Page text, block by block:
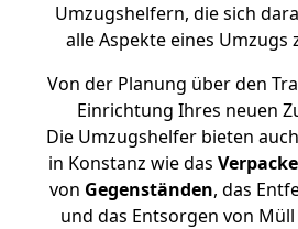
Umzugshelfern, die sich
alle Aspekte eines Umzugs
Von der Planung über den
Einrichtung Ihres neuen
Die Umzugshelfer bieten
in Konstanz wie das
von Gegenständen, das
und das Entsorgen von